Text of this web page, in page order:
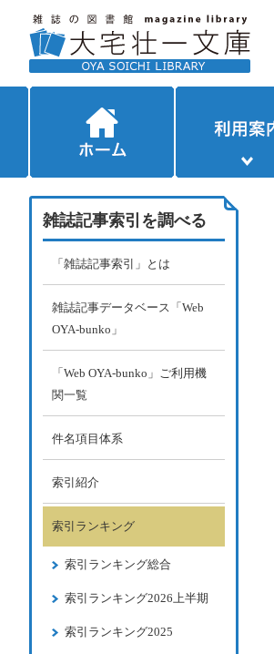
雑誌記事索引を調べる
「雑誌記事索引」とは
雑誌記事データベース「Web
OYA-bunko」
「Web OYA-bunko」ご利用機
関一覧
件名項目体系
索引紹介
索引ランキング
索引ランキング総合
索引ランキング2026上半期
索引ランキング2025